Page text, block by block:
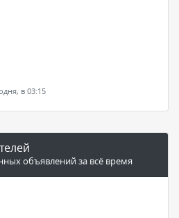
в 03:15
объявлений за всё время